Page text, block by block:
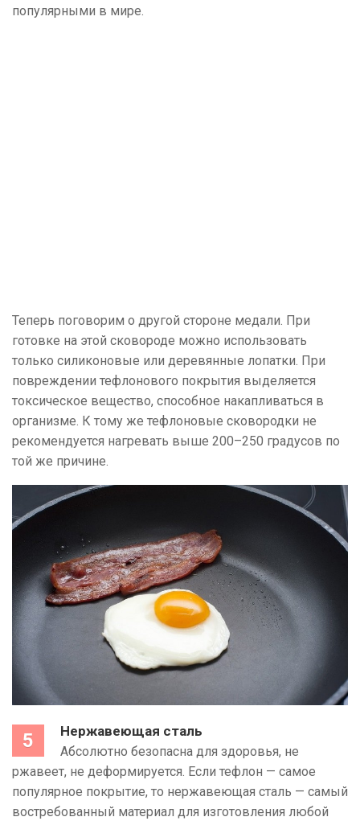
популярными в мире.
Теперь поговорим о другой стороне медали. При
готовке на этой сковороде можно использовать
только силиконовые или деревянные лопатки. При
повреждении тефлонового покрытия выделяется
токсическое вещество, способное накапливаться в
организме. К тому же тефлоновые сковородки не
рекомендуется нагревать выше 200–250 градусов по
той же причине.
Нержавеющая сталь
Абсолютно безопасна для здоровья, не
ржавеет, не деформируется. Если тефлон — самое
популярное покрытие, то нержавеющая сталь — самый
востребованный материал для изготовления любой